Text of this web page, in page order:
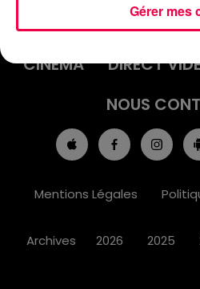
AGENDA
JEUX
CINÉMA
DIRECT
NOUS
Mentions Légales
Archives 2026 2025
Gérer mes